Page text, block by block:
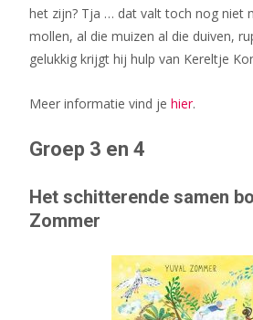
het zijn? Tja … dat valt toch nog niet
mollen, al die muizen al die duiven,
gelukkig krijgt hij hulp van Kereltje
Meer informatie vind je hier.
Groep 3 en 4
Het schitterende samen
Zommer